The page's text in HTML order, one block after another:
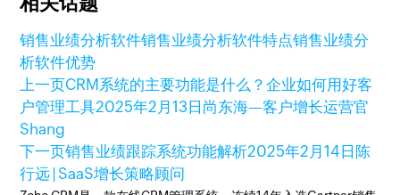
销售业绩分析软件销售业绩分析软件特点销售业绩分
析软件优势
上一页CRM系统的主要功能是什么？企业如何用好客
户管理工具2025年2月13日 尚东海—客户增长运营官
Shang
下一页销售业绩跟踪系统功能解析2025年2月14日 陈
行远 | SaaS增长策略顾问